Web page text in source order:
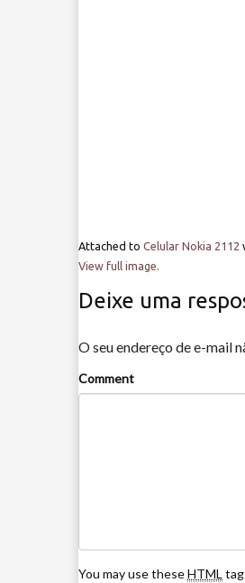
Attached to Celular Nokia 2112
View full image.
Deixe uma
O seu endereço de e-mail
Comment
You may use theseHTML